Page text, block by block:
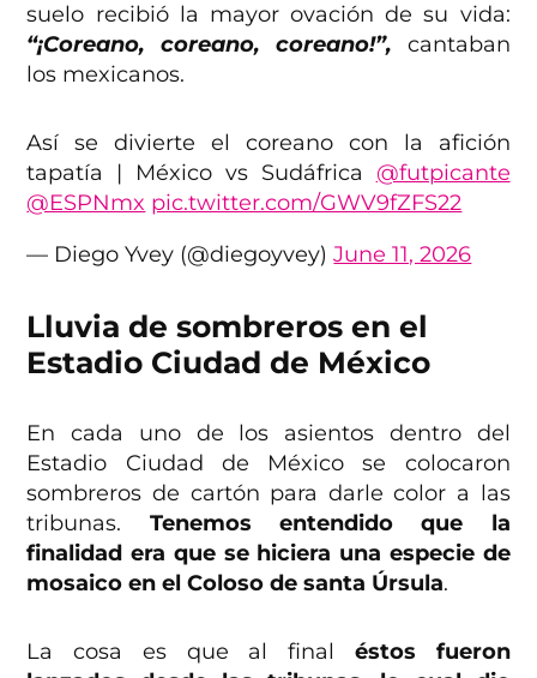
suelo recibió la mayor ovación de su vida:
“¡Coreano, coreano, coreano!”, cantaban
los mexicanos.
Así se divierte el coreano con la afición
tapatía | México vs Sudáfrica @futpicante
@ESPNmx pic.twitter.com/GWV9fZFS22
— Diego Yvey (@diegoyvey)June 11, 2026
Lluvia de sombreros en el
Estadio Ciudad de México
En cada uno de los asientos dentro del
Estadio Ciudad de México se colocaron
sombreros de cartón para darle color a las
tribunas. Tenemos entendido que la
finalidad era que se hiciera una especie de
mosaico en el Coloso de santa Úrsula.
La cosa es que al final éstos fueron